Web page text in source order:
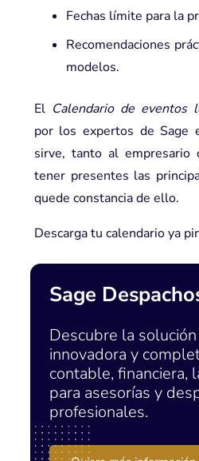
Fechas límite para la
Recomendaciones
modelos.
El Calendario de eventos
por los expertos de Sage
sirve, tanto al empresario
tener presentes las
quede constancia de ello.
Descarga tu calendario ya
Sage
Descubre la
innovadora y
contable, financiera,
para asesorías y
profesionales.